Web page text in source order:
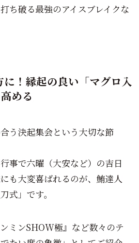
ち破る最強のアイスブレイクな
に！縁起の良い「マグロ入
める
う決起集会という大切な節
事で六曜（大安など）の吉日
も大変喜ばれるのが、鮪達人
式」です。
ミンSHOW極』など数々のテ